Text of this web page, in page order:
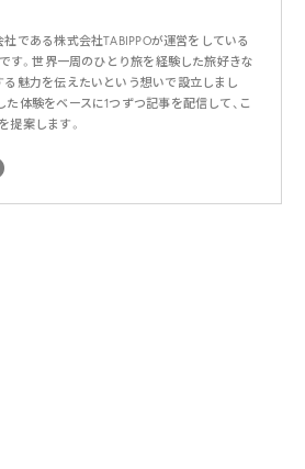
社である株式会社TABIPPOが運営をしている
です。世界一周のひとり旅を経験した旅好きな
る魅力を伝えたいという想いで設立しまし
た体験をベースに1つずつ記事を配信して、こ
提案します。